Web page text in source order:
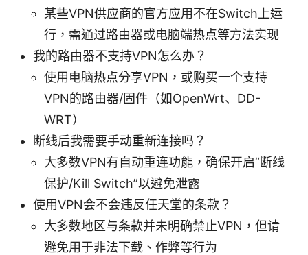
某些VPN供应商的官方应用不在Switch上运
行，需通过路由器或电脑端热点等方法实现
我的路由器不支持VPN怎么办？
使用电脑热点分享VPN，或购买一个支持
VPN的路由器/固件（如OpenWrt、DD-
WRT）
断线后我需要手动重新连接吗？
大多数VPN有自动重连功能，确保开启“断线
保护/Kill Switch”以避免泄露
使用VPN会不会违反任天堂的条款？
大多数地区与条款并未明确禁止VPN，但请
避免用于非法下载、作弊等行为